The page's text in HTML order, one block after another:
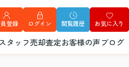
登録 ログイン 閲覧履歴 お気に入り
スタッフ売却査定お客様の声ブログ